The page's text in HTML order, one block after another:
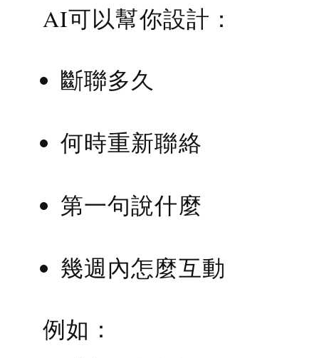
AI可以幫你設計：
斷聯多久
何時重新聯絡
第一句說什麼
幾週內怎麼互動
例如：